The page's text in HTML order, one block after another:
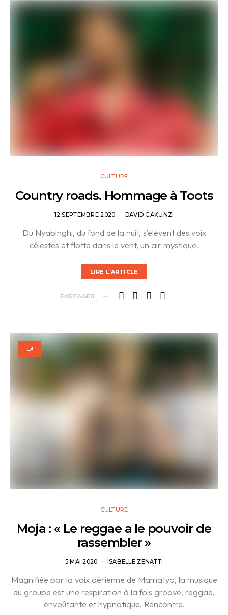
CULTURE
Country roads. Hommage à Toots
12 SEPTEMBRE 2020 DAVID GAKUNZI
Du Nyabinghi, du fond de la nuit, s’élèvent des voix
célestes et flotte dans le vent, un air mystique.
LIRE L'ARTICLE
PARTAGER
CULTURE
Moja : « Le reggae a le pouvoir de
rassembler »
5 MAI 2020 ISABELLE ZENATTI
Magnifiée par la voix aérienne de Mamatya, la musique
du groupe est une respiration à la fois groove, reggae,
envoûtante et hypnotique. Rencontre.